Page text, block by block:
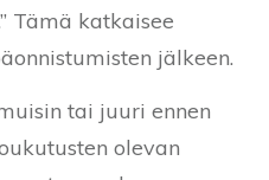
Tämä katkaisee
jälkeen.
tai juuri ennen
olevan